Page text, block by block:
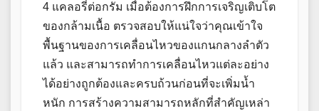
4 แคลอรี่ต่อกรัม เมื่อต้องการฝึกการเจริญเติบโต
ของกล้ามเนื้อ ตรวจสอบให้แน่ใจว่าคุณเข้าใจ
พื้นฐานของการเคลื่อนไหวของแกนกลางลำตัว
แล้ว และสามารถทำการเคลื่อนไหวแต่ละอย่าง
ได้อย่างถูกต้องและครบถ้วนก่อนที่จะเพิ่มน้ำ
หนัก การสร้างความสามารถหลักที่สำคัญเหล่า